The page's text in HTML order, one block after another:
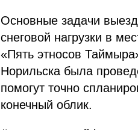
Основные задачи
снеговой нагрузки в
«Пять этносов
Норильска была
помогут точно
конечный облик.